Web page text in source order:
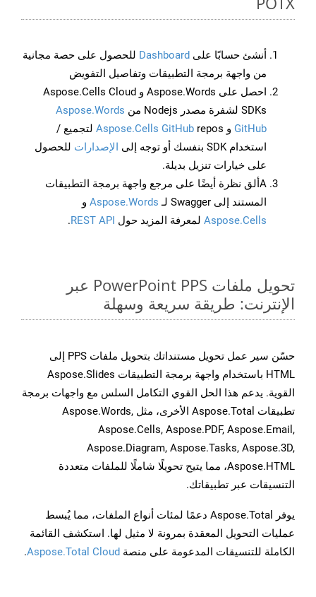
أنشئ حسابًا على Dashboard للحصول على حصة مجانية
من واجهة برمجة التطبيقات وتفاصيل التفويض
احصل على Aspose.Words و Aspose.Cells Cloud
SDKs لشفرة مصدر Nodejs من
Aspose.Words
GitHub و Aspose.Cells GitHub repos لتجميع /
استخدام SDK بنفسك أو توجه إلى
الإصدارات للحصول
على خيارات تنزيل بديلة.
Aألق نظرة أيضًا على مرجع واجهة برمجة التطبيقات
المستند إلى Swagger لـ
Aspose.Words و
Aspose.Cells لمعرفة المزيد حول REST API
.
تحويل ملفات PowerPoint PPS عبر
الإنترنت: طريقة سريعة وسهلة
حسّن سير عمل تحويل مستنداتك بتحويل ملفات PPS إلى
HTML باستخدام واجهة برمجة التطبيقات Aspose.Slides
القوية. يدعم هذا الحل القوي التكامل السلس مع واجهات برمجة
تطبيقات Aspose.Total الأخرى، مثل Aspose.Words,
Aspose.Cells, Aspose.PDF, Aspose.Email,
Aspose.Diagram, Aspose.Tasks, Aspose.3D,
Aspose.HTML، مما يتيح تحويلًا شاملًا للملفات متعددة
التنسيقات عبر تطبيقاتك.
يوفر Aspose.Total دعمًا لمئات أنواع الملفات، مما يُبسط
عمليات التحويل المعقدة بمرونة لا مثيل لها. استكشف القائمة
الكاملة للتنسيقات المدعومة على منصة Aspose.Total Cloud
.